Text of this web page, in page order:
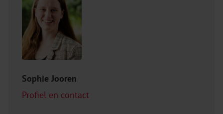
Sophie Jooren
Profiel en contact